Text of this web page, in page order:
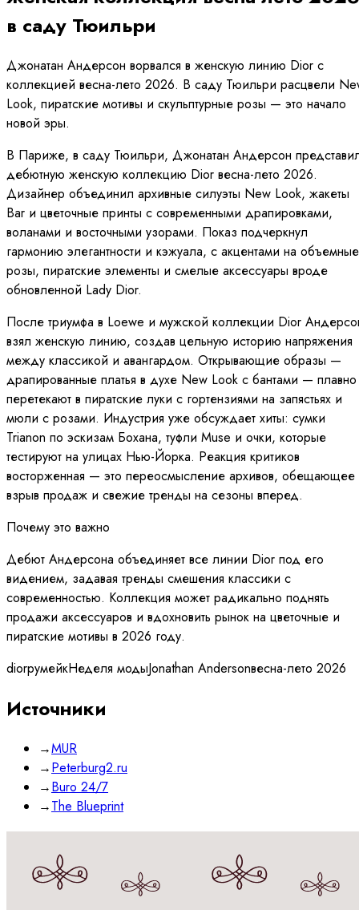
в саду Тюильри
Джонатан Андерсон ворвался в женскую линию Dior с
коллекцией весна-лето 2026. В саду Тюильри расцвели
Look, пиратские мотивы и скульптурные розы — это начало
новой эры.
В Париже, в саду Тюильри, Джонатан Андерсон
дебютную женскую коллекцию Dior весна-лето 2026.
Дизайнер объединил архивные силуэты New Look, жакеты
Bar и цветочные принты с современными драпировками,
воланами и восточными узорами. Показ подчеркнул
гармонию элегантности и кэжуала, с акцентами на объемные
розы, пиратские элементы и смелые аксессуары вроде
обновленной Lady Dior.
После триумфа в Loewe и мужской коллекции Dior
взял женскую линию, создав цельную историю напряжения
между классикой и авангардом. Открывающие образы —
драпированные платья в духе New Look с бантами — плавно
перетекают в пиратские луки с гортензиями на запястьях и
мюли с розами. Индустрия уже обсуждает хиты: сумки
Trianon по эскизам Бохана, туфли Muse и очки, которые
тестируют на улицах Нью-Йорка. Реакция критиков
восторженная — это переосмысление архивов, обещающее
взрыв продаж и свежие тренды на сезоны вперед.
Почему это важно
Дебют Андерсона объединяет все линии Dior под его
видением, задавая тренды смешения классики с
современностью. Коллекция может радикально поднять
продажи аксессуаров и вдохновить рынок на цветочные и
пиратские мотивы в 2026 году.
diorрумейкНеделя модыJonathan Andersonвесна-лето 2026
Источники
→MUR
→Peterburg2.ru
→Buro 24/7
→The Blueprint